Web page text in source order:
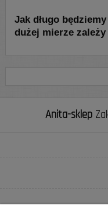
Jak długo
dużej mierze
Anita-sklep